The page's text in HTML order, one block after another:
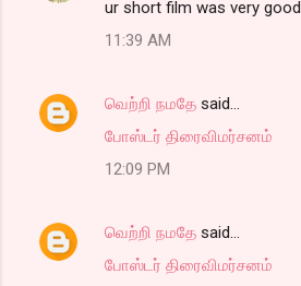
ur short film was very good.
11:39 AM
வெற்றி நமதே said…
போஸ்டர் திரைவிமர்சனம்
12:09 PM
வெற்றி நமதே said…
போஸ்டர் திரைவிமர்சனம்